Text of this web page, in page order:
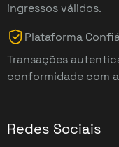
ingressos válidos.
Plataforma
Transações
conformidade com
Redes Sociais